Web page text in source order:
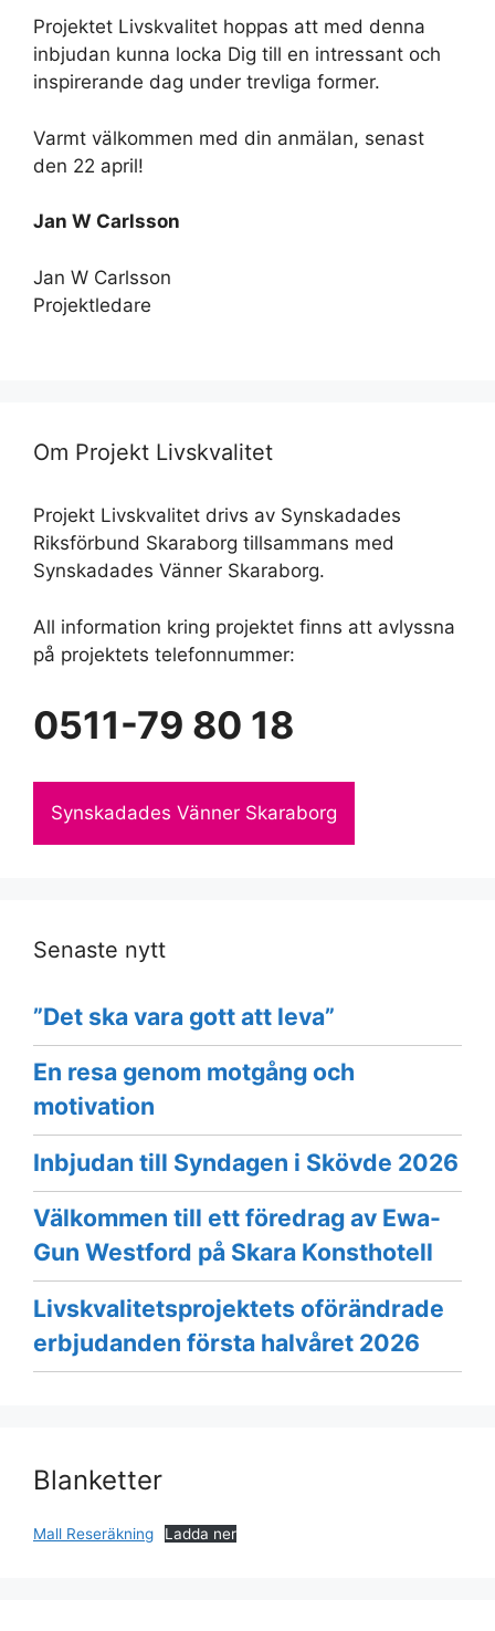
Projektet Livskvalitet hoppas att med denna
inbjudan kunna locka Dig till en intressant och
inspirerande dag under trevliga former.
Varmt välkommen med din anmälan, senast
den 22 april!
Jan W Carlsson
Jan W Carlsson
Projektledare
Om Projekt Livskvalitet
Projekt Livskvalitet drivs av Synskadades
Riksförbund Skaraborg tillsammans med
Synskadades Vänner Skaraborg.
All information kring projektet finns att avlyssna
på projektets telefonnummer:
0511-79 80 18
Synskadades Vänner Skaraborg
Senaste nytt
”Det ska vara gott att leva”
En resa genom motgång och
motivation
Inbjudan till Syndagen i Skövde 2026
Välkommen till ett föredrag av Ewa-
Gun Westford på Skara Konsthotell
Livskvalitetsprojektets oförändrade
erbjudanden första halvåret 2026
Blanketter
Mall Reseräkning Ladda ner